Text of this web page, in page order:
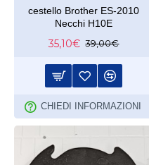
cestello Brother ES-2010
Necchi H10E
35,10€ 39,00€
CHIEDI INFORMAZIONI